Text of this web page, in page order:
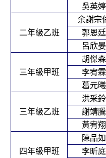
吳英婷
二年級乙班
余謝宗
郭恩廷
呂欣晏
三年級甲班
胡傑森
李宥霖
葛元曦
三年級乙班
洪采鈴
謝靖騰
黃宥翔
四年級甲班
陳品如
李昕庭